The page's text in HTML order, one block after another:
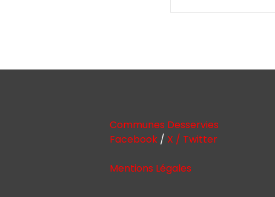
Communes Desservies
Facebook / X / Twitter
Mentions Légales